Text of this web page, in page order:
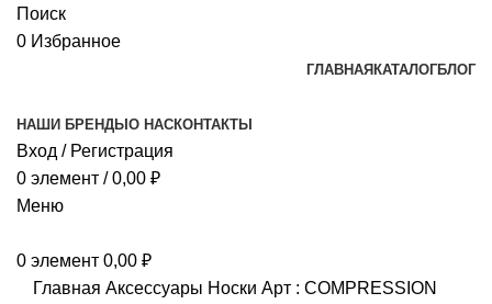
Поиск
0 Избранное
ГЛАВНАЯ КАТАЛОГБЛОГ
НАШИ БРЕНДЫ О НАСКОНТАКТЫ
Вход / Регистрация
0 элемент / 0,00 ₽
Меню
0 элемент 0,00 ₽
Главная Аксессуары Носки Арт : COMPRESSION